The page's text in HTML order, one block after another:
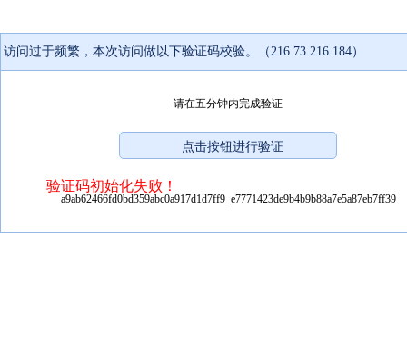
访问过于频繁，本次访问做以下验证码校验。（216.73.216.184）
请在五分钟内完成验证
验证码初始化失败！
a9ab62466fd0bd359abc0a917d1d7ff9_e7771423de9b4b9b88a7e5a87eb7ff39